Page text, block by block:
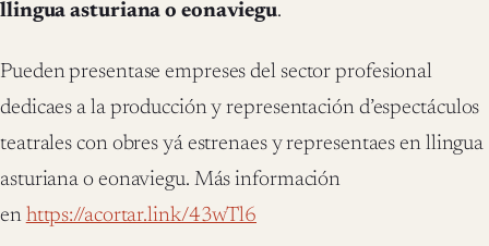
llingua asturiana o eonaviegu.
Pueden presentase empreses del sector profesional
dedicaes a la producción y representación d’espectáculos
teatrales con obres yá estrenaes y representaes en llingua
asturiana o eonaviegu. Más información
en https://acortar.link/43wTl6